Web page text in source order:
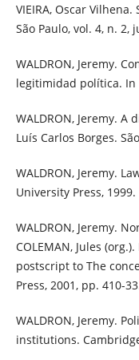
VIEIRA, Oscar
São Paulo, vol. 4, n. 2,
WALDRON, Jeremy.
legitimidad política. In
WALDRON, Jeremy.
Luís Carlos Borges.
WALDRON, Jeremy.
University Press, 1999.
WALDRON, Jeremy.
COLEMAN, Jules
postscript to The
Press, 2001, pp. 410-
WALDRON, Jeremy.
institutions.